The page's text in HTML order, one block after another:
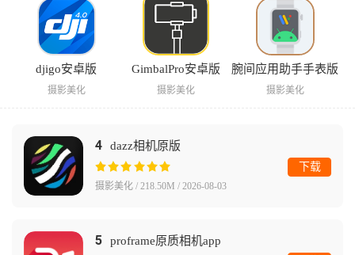
djigo安卓版
摄影美化
GimbalPro安卓版
摄影美化
腕间应用助手手表版
摄影美化
4 dazz相机原版
摄影美化 / 218.50M / 2026-08-03
下载
5 proframe原质相机app